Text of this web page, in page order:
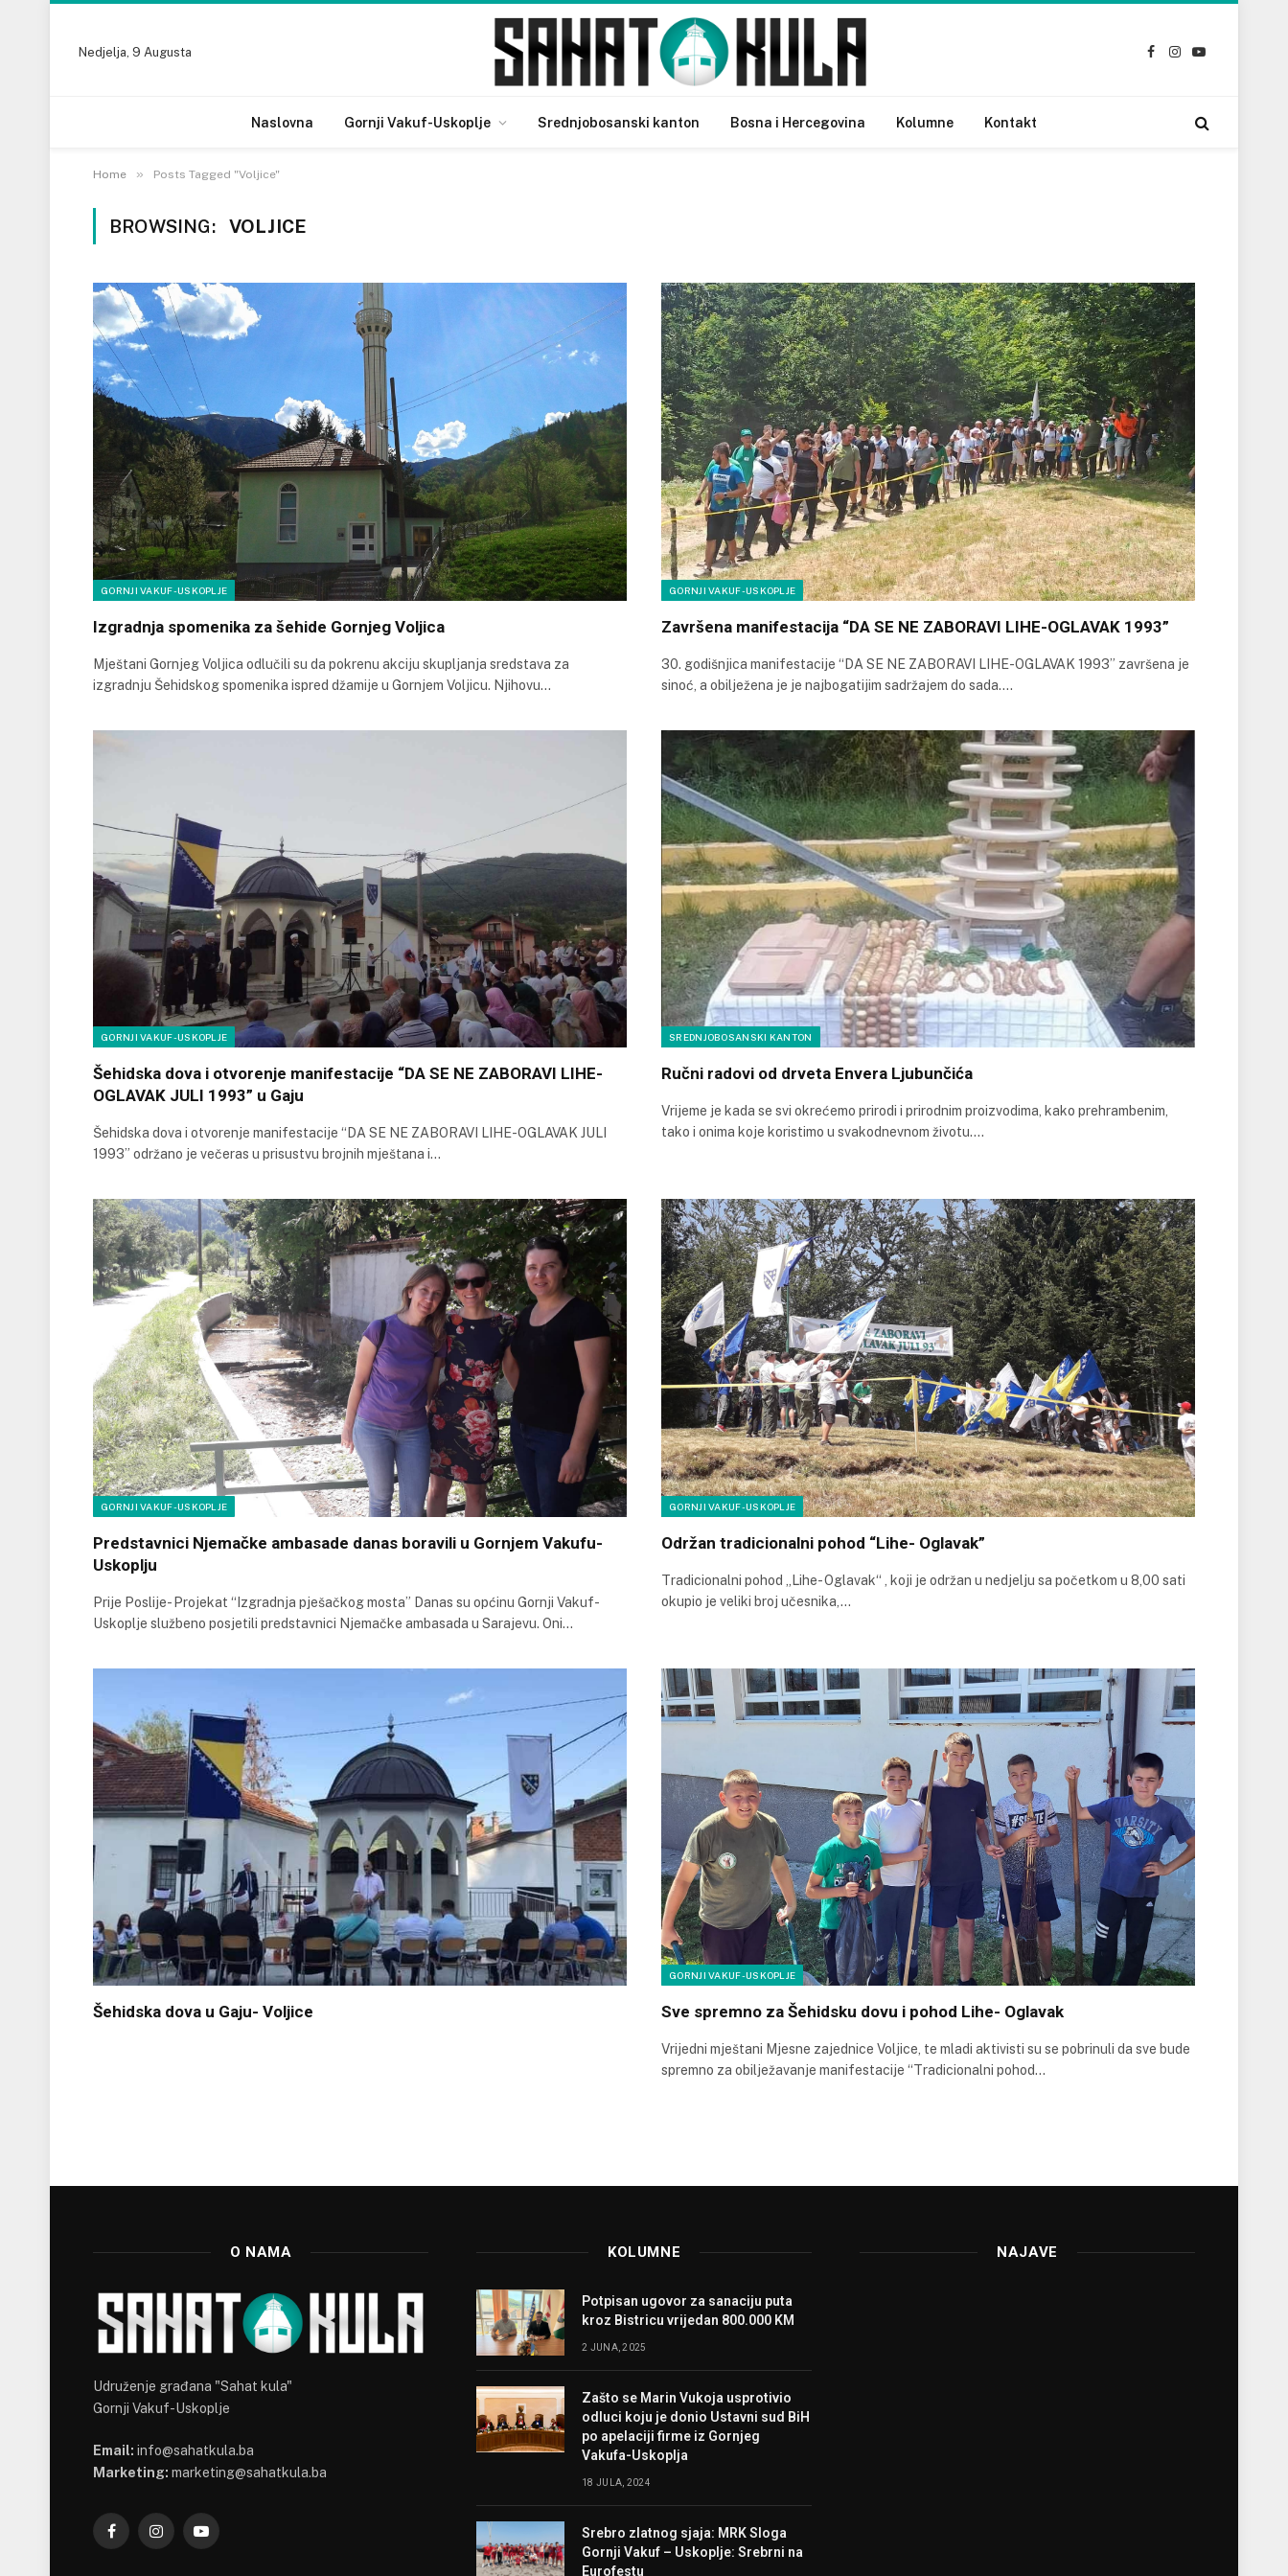
Nedjelja, 9 Augusta
Facebook
Instagram
YouTube
Naslovna Gornji Vakuf-Uskoplje Srednjobosanski kanton Bosna i Hercegovina Kolumne Kontakt
Home » Posts Tagged "Voljice"
BROWSING: VOLJICE
GORNJI VAKUF-USKOPLJE
Izgradnja spomenika za šehide Gornjeg Voljica
Mještani Gornjeg Voljica odlučili su da pokrenu akciju skupljanja sredstava za
izgradnju Šehidskog spomenika ispred džamije u Gornjem Voljicu. Njihovu…
GORNJI VAKUF-USKOPLJE
Završena manifestacija “DA SE NE ZABORAVI LIHE-OGLAVAK 1993”
30. godišnjica manifestacije “DA SE NE ZABORAVI LIHE-OGLAVAK 1993” završena je
sinoć, a obilježena je je najbogatijim sadržajem do sada.…
GORNJI VAKUF-USKOPLJE
Šehidska dova i otvorenje manifestacije “DA SE NE ZABORAVI LIHE-
OGLAVAK JULI 1993” u Gaju
Šehidska dova i otvorenje manifestacije “DA SE NE ZABORAVI LIHE-OGLAVAK JULI
1993” održano je večeras u prisustvu brojnih mještana i…
SREDNJOBOSANSKI KANTON
Ručni radovi od drveta Envera Ljubunčića
Vrijeme je kada se svi okrećemo prirodi i prirodnim proizvodima, kako prehrambenim,
tako i onima koje koristimo u svakodnevnom životu.…
GORNJI VAKUF-USKOPLJE
Predstavnici Njemačke ambasade danas boravili u Gornjem Vakufu-
Uskoplju
Prije Poslije- Projekat “Izgradnja pješačkog mosta” Danas su općinu Gornji Vakuf-
Uskoplje službeno posjetili predstavnici Njemačke ambasada u Sarajevu. Oni…
GORNJI VAKUF-USKOPLJE
Održan tradicionalni pohod “Lihe- Oglavak”
Tradicionalni pohod „Lihe- Oglavak“ , koji je održan u nedjelju sa početkom u 8,00 sati
okupio je veliki broj učesnika,…
Šehidska dova u Gaju- Voljice
GORNJI VAKUF-USKOPLJE
Sve spremno za Šehidsku dovu i pohod Lihe- Oglavak
Vrijedni mještani Mjesne zajednice Voljice, te mladi aktivisti su se pobrinuli da sve bude
spremno za obilježavanje manifestacije “Tradicionalni pohod…
O NAMA
Udruženje građana "Sahat kula"
Gornji Vakuf-Uskoplje
Email: info@sahatkula.ba
Marketing: marketing@sahatkula.ba
FacebookInstagramYouTube
KOLUMNE
Potpisan ugovor za sanaciju puta
kroz Bistricu vrijedan 800.000 KM
2 JUNA, 2025
Zašto se Marin Vukoja usprotivio
odluci koju je donio Ustavni sud BiH
po apelaciji firme iz Gornjeg
Vakufa-Uskoplja
18 JULA, 2024
Srebro zlatnog sjaja: MRK Sloga
Gornji Vakuf – Uskoplje: Srebrni na
Eurofestu
NAJAVE